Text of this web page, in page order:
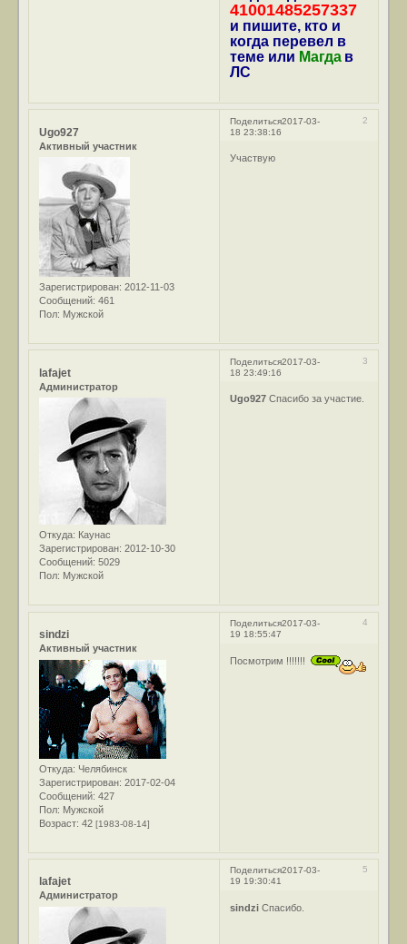
41001485257337
и пишите, кто и
когда перевел в
теме или Магда в
ЛС
Поделиться 2
2017-03-
18 23:38:16
Ugo927
Активный участник
Зарегистрирован: 2012-11-03
Сообщений: 461
Пол: Мужской
Участвую
Поделиться 3
2017-03-
18 23:49:16
lafajet
Администратор
Откуда: Каунас
Зарегистрирован: 2012-10-30
Сообщений: 5029
Пол: Мужской
Ugo927 Спасибо за участие.
Поделиться 4
2017-03-
19 18:55:47
sindzi
Активный участник
Откуда: Челябинск
Зарегистрирован: 2017-02-04
Сообщений: 427
Пол: Мужской
Возраст: 42[1983-08-14]
Посмотрим !!!!!!!
Поделиться 5
2017-03-
19 19:30:41
lafajet
Администратор
sindzi Спасибо.